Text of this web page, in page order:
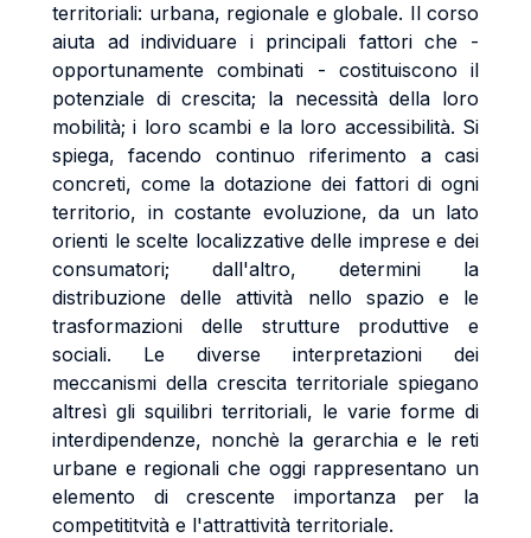
territoriali: urbana, regionale e globale. Il corso
aiuta ad individuare i principali fattori che -
opportunamente combinati - costituiscono il
potenziale di crescita; la necessità della loro
mobilità; i loro scambi e la loro accessibilità. Si
spiega, facendo continuo riferimento a casi
concreti, come la dotazione dei fattori di ogni
territorio, in costante evoluzione, da un lato
orienti le scelte localizzative delle imprese e dei
consumatori; dall'altro, determini la
distribuzione delle attività nello spazio e le
trasformazioni delle strutture produttive e
sociali. Le diverse interpretazioni dei
meccanismi della crescita territoriale spiegano
altresì gli squilibri territoriali, le varie forme di
interdipendenze, nonchè la gerarchia e le reti
urbane e regionali che oggi rappresentano un
elemento di crescente importanza per la
competititvità e l'attrattività territoriale.